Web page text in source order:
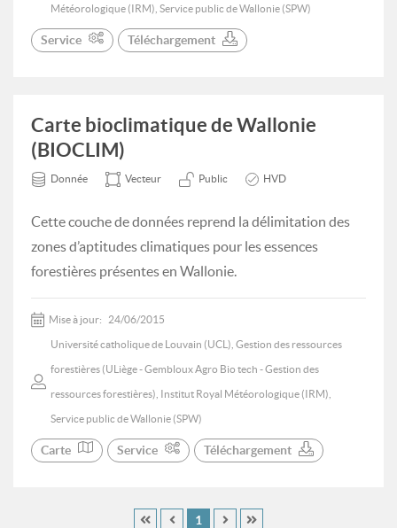
Météorologique (IRM), Service public de Wallonie (SPW)
Service Téléchargement
Carte bioclimatique de Wallonie
(BIOCLIM)
Donnée Vecteur Public HVD
Cette couche de données reprend la délimitation des
zones d’aptitudes climatiques pour les essences
forestières présentes en Wallonie.
Mise à jour: 24/06/2015
Université catholique de Louvain (UCL), Gestion des ressources
forestières (ULiège - Gembloux Agro Bio tech - Gestion des
ressources forestières), Institut Royal Météorologique (IRM),
Service public de Wallonie (SPW)
Carte Service Téléchargement
1